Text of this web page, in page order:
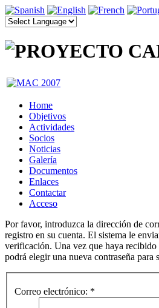
Home
Objetivos
Actividades
Socios
Noticias
Galería
Documentos
Enlaces
Contactar
Acceso
Por favor, introduzca la dirección de
registro en su cuenta. El sistema le
verificación. Una vez que haya
podrá elegir una nueva contraseña para
Correo electrónico: *